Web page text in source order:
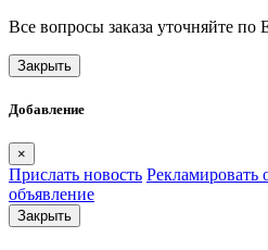
Все вопросы заказа уточняйте по
Закрыть
Добавление
×
Прислать новость Рекламировать
объявление
Закрыть